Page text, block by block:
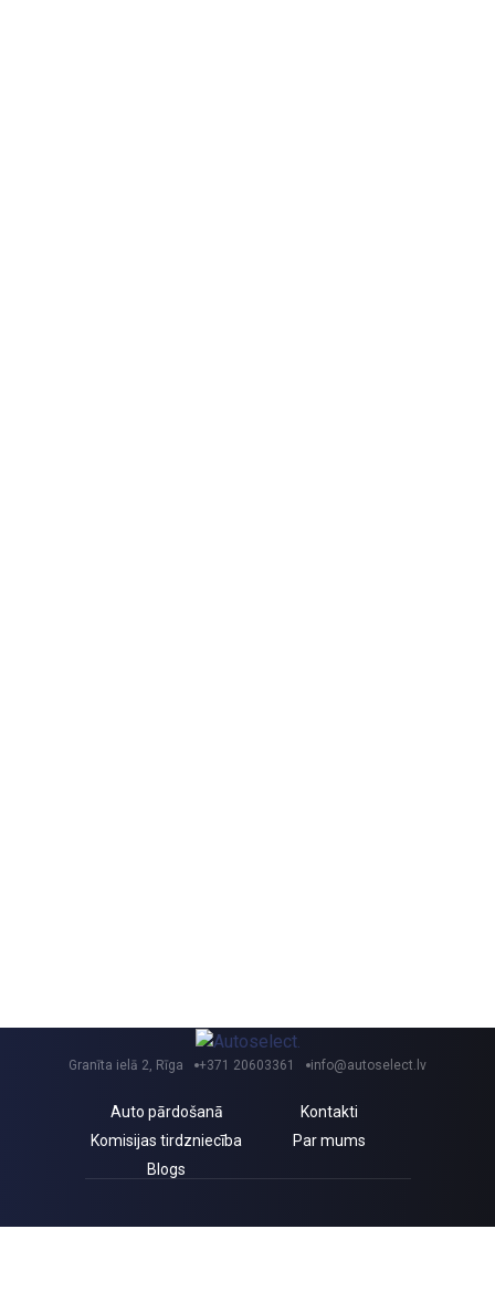
Granīta ielā 2, Rīga +371 20603361 info@autoselect.lv
Auto pārdošanā
Kontakti
Komisijas tirdzniecība
Par mums
Blogs